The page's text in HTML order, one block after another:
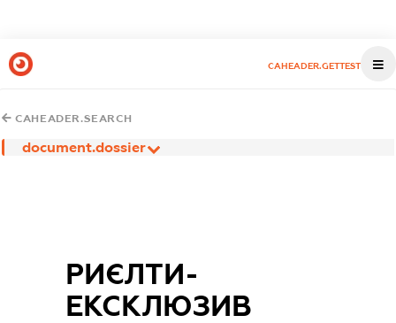
CAHEADER.GETTEST
CAHEADER.SEARCH
document.dossier
РИЄЛТИ-
ЕКСКЛЮЗИВ